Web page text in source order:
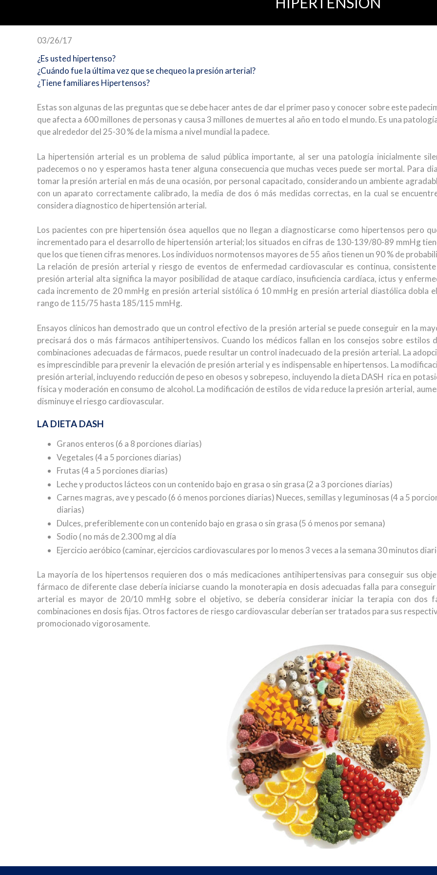
03/26/17
¿Es usted hipertenso?
¿Cuándo fue la última vez que se chequeo la presión arterial?
¿Tiene familiares Hipertensos?
Estas son algunas de las preguntas que se debe hacer antes de dar el primer paso y conocer sobre este
que afecta a 600 millones de personas y causa 3 millones de muertes al año en todo el mundo. Es una
que alrededor del 25-30 % de la misma a nivel mundial la padece.
La hipertensión arterial es un problema de salud pública importante, al ser una patología inicialmente
padecemos o no y esperamos hasta tener alguna consecuencia que muchas veces puede ser mortal. Para
tomar la presión arterial en más de una ocasión, por personal capacitado, considerando un ambiente
con un aparato correctamente calibrado, la media de dos ó más medidas correctas, en la cual se
considera diagnostico de hipertensión arterial.
Los pacientes con pre hipertensión ósea aquellos que no llegan a diagnosticarse como hipertensos pero
incrementado para el desarrollo de hipertensión arterial; los situados en cifras de 130-139/80-89 mmHg
que los que tienen cifras menores. Los individuos normotensos mayores de 55 años tienen un 90 % de
La relación de presión arterial y riesgo de eventos de enfermedad cardiovascular es continua,
presión arterial alta significa la mayor posibilidad de ataque cardíaco, insuficiencia cardíaca, ictus y
cada incremento de 20 mmHg en presión arterial sistólica ó 10 mmHg en presión arterial diastólica dobla
rango de 115/75 hasta 185/115 mmHg.
Ensayos clínicos han demostrado que un control efectivo de la presión arterial se puede conseguir en la
precisará dos o más fármacos antihipertensivos. Cuando los médicos fallan en los consejos sobre estilos
combinaciones adecuadas de fármacos, puede resultar un control inadecuado de la presión arterial. La
es imprescindible para prevenir la elevación de presión arterial y es indispensable en hipertensos. La
presión arterial, incluyendo reducción de peso en obesos y sobrepeso, incluyendo la dieta DASH rica en
física y moderación en consumo de alcohol. La modificación de estilos de vida reduce la presión arterial,
disminuye el riesgo cardiovascular.
LA DIETA DASH
Granos enteros (6 a 8 porciones diarias)
Vegetales (4 a 5 porciones diarias)
Frutas (4 a 5 porciones diarias)
Leche y productos lácteos con un contenido bajo en grasa o sin grasa (2 a 3 porciones diarias)
Carnes magras, ave y pescado (6 ó menos porciones diarias) Nueces, semillas y leguminosas (4 a 5
diarias)
Dulces, preferiblemente con un contenido bajo en grasa o sin grasa (5 ó menos por semana)
Sodio ( no más de 2.300 mg al día
Ejercicio aeróbico (caminar, ejercicios cardiovasculares por lo menos 3 veces a la semana 30 minutos
La mayoría de los hipertensos requieren dos o más medicaciones antihipertensivas para conseguir sus
fármaco de diferente clase debería iniciarse cuando la monoterapia en dosis adecuadas falla para
arterial es mayor de 20/10 mmHg sobre el objetivo, se debería considerar iniciar la terapia con dos
combinaciones en dosis fijas. Otros factores de riesgo cardiovascular deberían ser tratados para sus
promocionado vigorosamente.